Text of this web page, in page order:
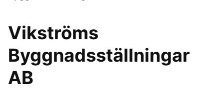
Vikströms
Byggnadsställningar
AB